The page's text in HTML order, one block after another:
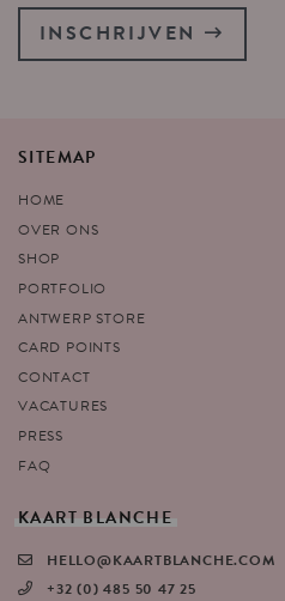
INSCHRIJVEN
SITEMAP
HOME
OVER ONS
SHOP
PORTFOLIO
ANTWERP STORE
CARD POINTS
CONTACT
VACATURES
PRESS
FAQ
KAART BLANCHE
HELLO@KAARTBLANCHE.COM
+32 (0) 485 50 47 25